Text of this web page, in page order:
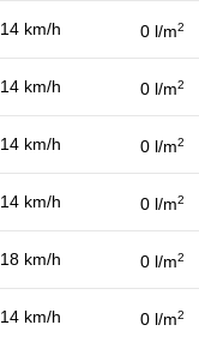
14 km/h 0 l/m2
14 km/h 0 l/m2
14 km/h 0 l/m2
14 km/h 0 l/m2
18 km/h 0 l/m2
14 km/h 0 l/m2